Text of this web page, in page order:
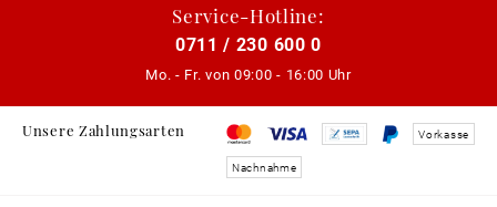
Service-Hotline:
0711 / 230 600 0
Mo. - Fr. von 09:00 - 16:00 Uhr
Unsere Zahlungsarten Vorkasse
Nachnahme